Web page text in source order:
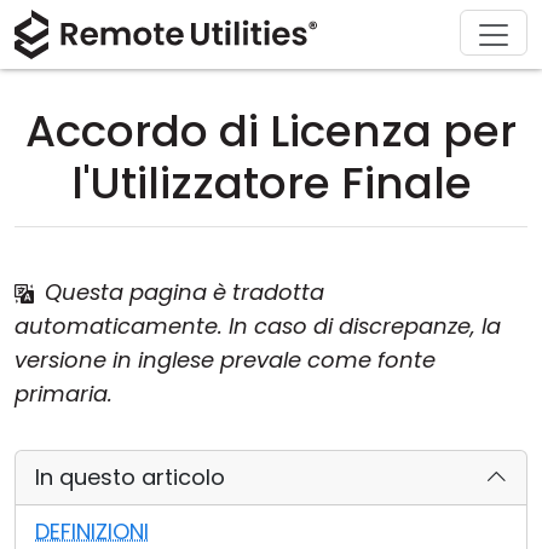
Accordo di Licenza per
l'Utilizzatore Finale
Questa pagina è tradotta
automaticamente. In caso di discrepanze, la
versione in inglese prevale come fonte
primaria.
In questo articolo
DEFINIZIONI
Prodotto
Sicurezza
Modalità di connessione
Accesso non presidiato
Supporto Active Directory
Configurazione MSI
Soluzioni
Produzione e Vendita al Dettaglio
Tecnologia dell'informazione
Scarica
macOS
Acquista
Assistente Licenza
Supporto
Documentazione
Chi siamo
Sala stampa